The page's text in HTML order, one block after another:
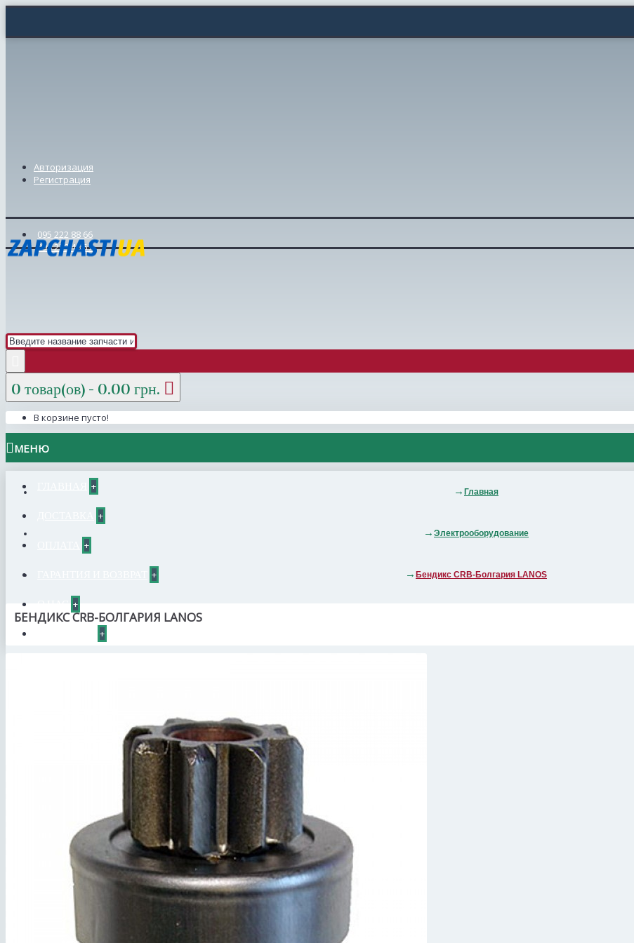
Авторизация
Регистрация
095 222 88 66
098 239 46 57
0 товар(ов) - 0.00 грн.
В корзине пусто!
МЕНЮ
+
+
+
+
+
+
Главная
Электрооборудование
Бендикс CRB-Болгария LANOS
БЕНДИКС CRB-БОЛГАРИЯ LANOS